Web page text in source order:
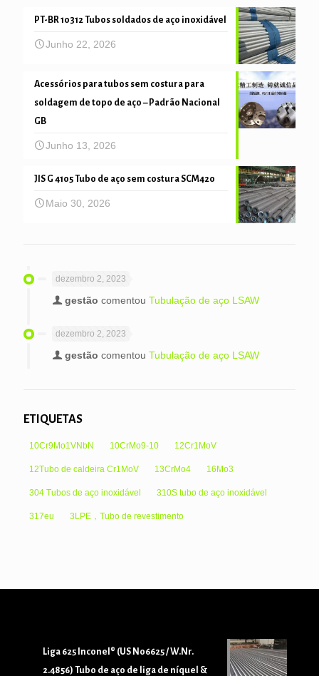
PT-BR 10312 Tubos soldados de aço inoxidável
Junho 22, 2026
Acessórios para tubos sem costura para
soldagem de topo de aço – Padrão Nacional
GB
Junho 13, 2026
JIS G 4105 Tubo de aço sem costura SCM420
Maio 30, 2026
dezembro 2, 2023
gestão comentou Tubulação de aço LSAW
dezembro 2, 2023
gestão comentou Tubulação de aço LSAW
ETIQUETAS
10Cr9Mo1VNbN 10CrMo9-10 12Cr1MoV
12Tubo de caldeira Cr1MoV 13CrMo4 16Mo3
304 Tubos de aço inoxidável 310S tubo de aço inoxidável
317eu 3LPE，Tubo de revestimento
Liga 625 Inconel® (US N06625 / W.Nr.
2.4856) Tubo de aço de liga de níquel &